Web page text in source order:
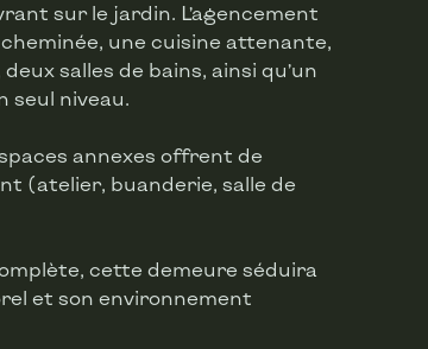
sur le jardin. L’agencement
une cuisine attenante,
salles de bains, ainsi qu’un
seul niveau.
annexes offrent de
(atelier, buanderie, salle de
cette demeure séduira
et son environnement